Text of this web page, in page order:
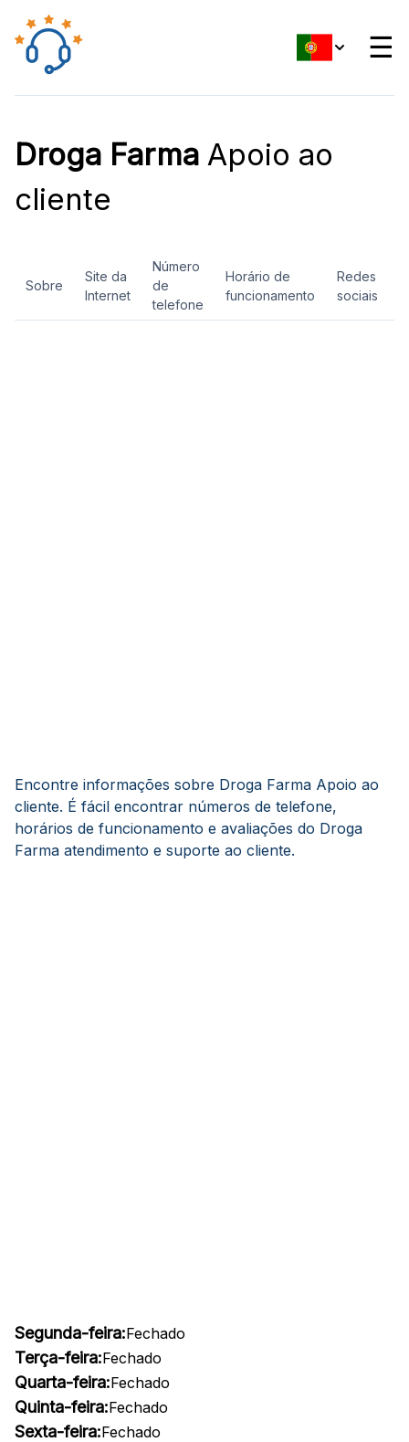
☰
Droga Farma Apoio ao
cliente
Sobre
Site da
Internet
Número
de
telefone
Horário de
funcionamento
Redes
sociais
Encontre informações sobre Droga Farma Apoio ao
cliente. É fácil encontrar números de telefone,
horários de funcionamento e avaliações do Droga
Farma atendimento e suporte ao cliente.
Segunda-feira:Fechado
Terça-feira:Fechado
Quarta-feira:Fechado
Quinta-feira:Fechado
Sexta-feira:Fechado